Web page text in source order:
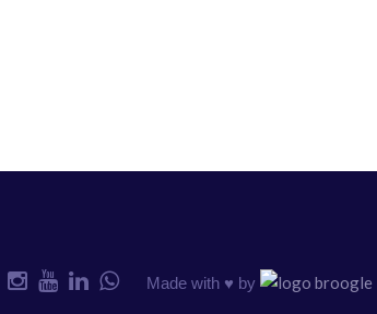
Made with ♥️ by